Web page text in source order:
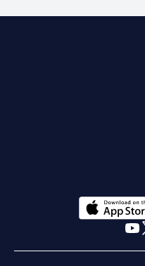
opens in a new